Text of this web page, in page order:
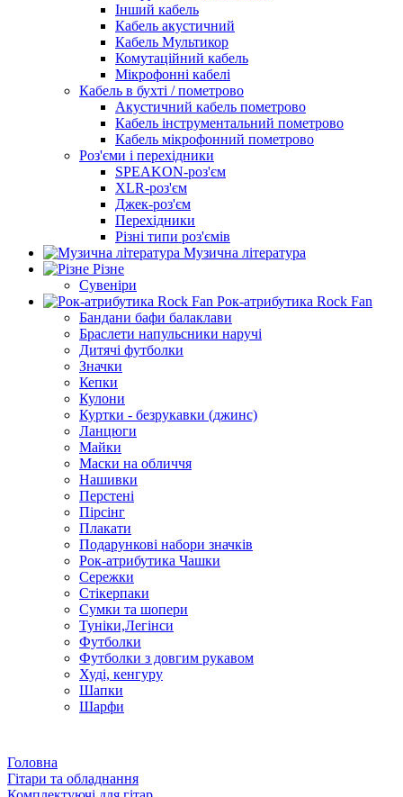
Інший кабель
Кабель акустичний
Кабель Мультикор
Комутаційний кабель
Мікрофонні кабелі
Кабель в бухті / пометрово
Акустичний кабель пометрово
Кабель інструментальний пометрово
Кабель мікрофонний пометрово
Роз'єми і перехідники
SPEAKON-роз'єм
XLR-роз'єм
Джек-роз'єм
Перехідники
Різні типи роз'ємів
Музична література
Різне
Сувеніри
Рок-атрибутика Rock Fan
Бандани бафи балаклави
Браслети напульсники наручі
Дитячі футболки
Значки
Кепки
Кулони
Куртки - безрукавки (джинс)
Ланцюги
Майки
Маски на обличчя
Нашивки
Перстені
Пірсінг
Плакати
Подарункові набори значків
Рок-атрибутика Чашки
Сережки
Стікерпаки
Сумки та шопери
Туніки,Легінси
Футболки
Футболки з довгим рукавом
Худі, кенгуру
Шапки
Шарфи
Головна
Гітари та обладнання